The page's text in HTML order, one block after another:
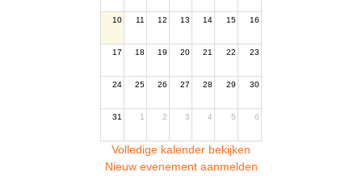
10 11 12 13 14 15 16
17 18 19 20 21 22 23
24 25 26 27 28 29 30
31 1 2 3 4 5 6
Volledige kalender bekijken
Nieuw evenement aanmelden